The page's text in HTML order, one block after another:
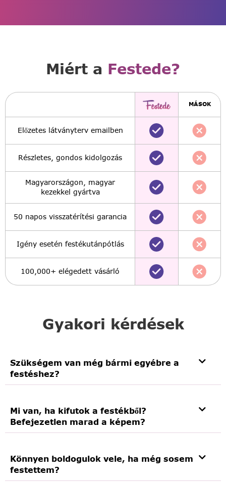
Gyakori kérdések
Szükségem van még bármi egyébre a
festéshez?
Mi van, ha kifutok a festékből?
Befejezetlen marad a képem?
Könnyen boldogulok vele, ha még sosem
festettem?
Miért a Festede?
MÁSOK
Előzetes látványterv emailben
Részletes, gondos kidolgozás
Magyarországon, magyar
kezekkel gyártva
50 napos visszatérítési garancia
Igény esetén festékutánpótlás
100,000+ elégedett vásárló